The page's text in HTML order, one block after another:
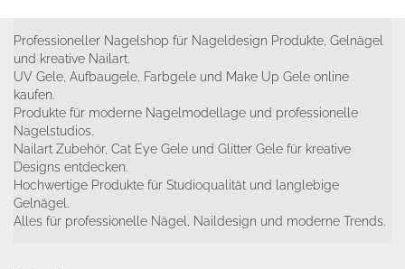
Professioneller Nagelshop für Nageldesign Produkte, Gelnägel
und kreative Nailart.
UV Gele, Aufbaugele, Farbgele und Make Up Gele online
kaufen.
Produkte für moderne Nagelmodellage und professionelle
Nagelstudios.
Nailart Zubehör, Cat Eye Gele und Glitter Gele für kreative
Designs entdecken.
Hochwertige Produkte für Studioqualität und langlebige
Gelnägel.
Alles für professionelle Nägel, Naildesign und moderne Trends.